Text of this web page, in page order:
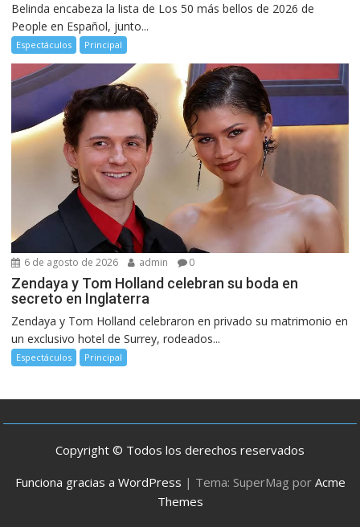
Belinda encabeza la lista de Los 50 más bellos de 2026 de
People en Español, junto...
Espectáculos Principal
6 de agosto de 2026 admin 0
Zendaya y Tom Holland celebran su boda en
secreto en Inglaterra
Zendaya y Tom Holland celebraron en privado su matrimonio en
un exclusivo hotel de Surrey, rodeados...
Espectáculos Principal
Copyright © Todos los derechos reservados
Funciona gracias a WordPress | Tema: SuperMag por Acme
Themes